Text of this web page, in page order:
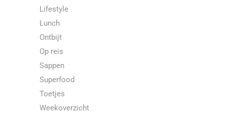
Lifestyle
Lunch
Ontbijt
Op reis
Sappen
Superfood
Toetjes
Weekoverzicht